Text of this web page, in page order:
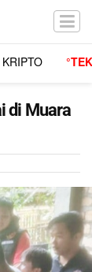
KRIPTO
di Muara